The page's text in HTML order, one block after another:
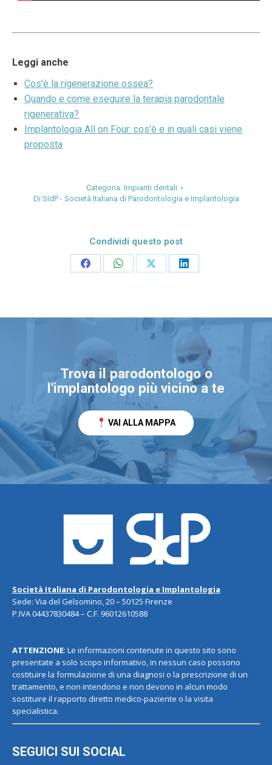
Leggi anche
Cos’è la rigenerazione ossea?
Quando e come eseguire la terapia parodontale
rigenerativa?
Implantologia All on Four: cos’è e in quali casi viene
proposta
Categoria: Impianti dentali
Di SIdP - Società Italiana di Parodontologia e Implantologia
Condividi questo post
CondividiCondividiCondividiCondividi
Trova il parodontologo o
l'implantologo più vicino a te
VAI ALLA MAPPA
Società Italiana di Parodontologia e Implantologia
Sede: Via del Gelsomino, 20 – 50125 Firenze
P.IVA 04437830484 – C.F. 96012610588
ATTENZIONE: Le informazioni contenute in questo sito sono
presentate a solo scopo informativo, in nessun caso possono
costituire la formulazione di una diagnosi o la prescrizione di un
trattamento, e non intendono e non devono in alcun modo
sostituire il rapporto diretto medico-paziente o la visita
specialistica.
SEGUICI SUI SOCIAL